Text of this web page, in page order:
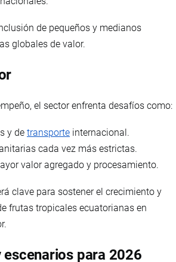
de pequeños y medianos
globales de valor.
el sector enfrenta desafíos como:
y de transporte internacional.
cada vez más estrictas.
valor agregado y procesamiento.
clave para sostener el crecimiento y
frutas tropicales ecuatorianas en
escenarios para 2026